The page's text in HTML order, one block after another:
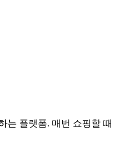
는 플랫폼. 매번 쇼핑할 때